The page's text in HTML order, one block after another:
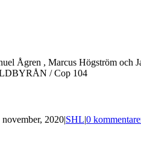
Ågren , Marcus Högström och
/ Cop 104
november, 2020|SHL|0